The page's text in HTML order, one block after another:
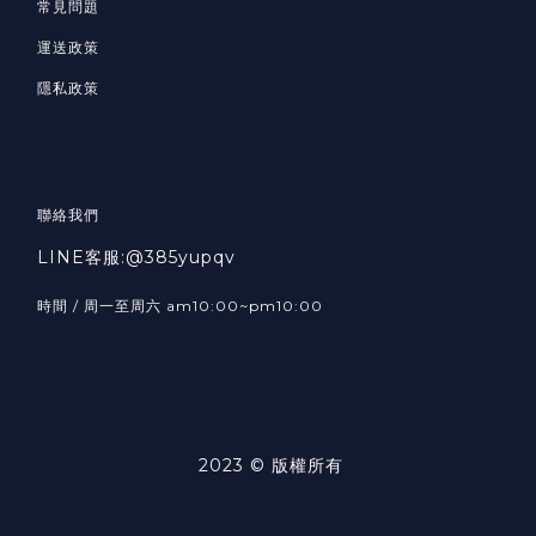
常見問題
運送政策
隱私政策
聯絡我們
LINE客服:@385yupqv
時間 / 周一至周六 am10:00~pm10:00
2023 © 版權所有